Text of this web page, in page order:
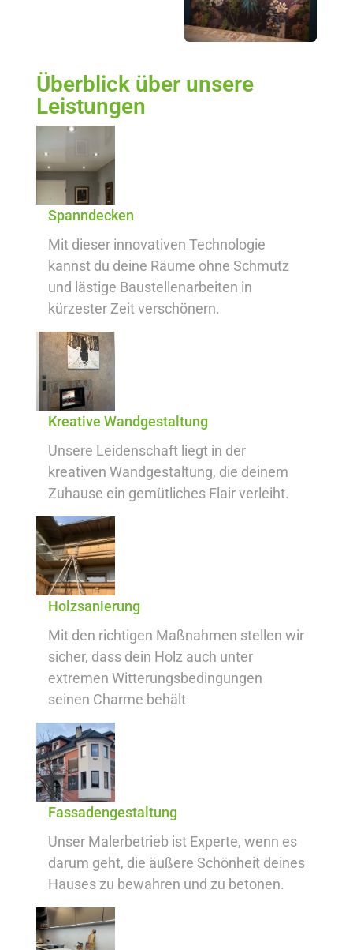
Überblick über unsere
Leistungen
Spanndecken
Mit dieser innovativen Technologie
kannst du deine Räume ohne Schmutz
und lästige Baustellenarbeiten in
kürzester Zeit verschönern.
Kreative Wandgestaltung
Unsere Leidenschaft liegt in der
kreativen Wandgestaltung, die deinem
Zuhause ein gemütliches Flair verleiht.
Holzsanierung
Mit den richtigen Maßnahmen stellen wir
sicher, dass dein Holz auch unter
extremen Witterungsbedingungen
seinen Charme behält
Fassadengestaltung
Unser Malerbetrieb ist Experte, wenn es
darum geht, die äußere Schönheit deines
Hauses zu bewahren und zu betonen.